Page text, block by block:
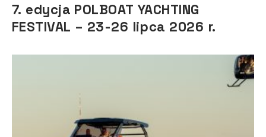
7. edycja POLBOAT YACHTING
FESTIVAL – 23-26 lipca 2026 r.